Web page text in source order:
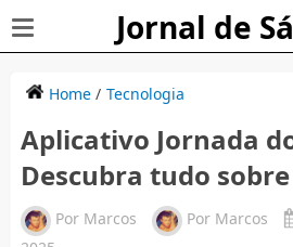
Jornal de
Home/ Tecnologia
Aplicativo Jornada
Descubra tudo
Por Marcos Por Marcos